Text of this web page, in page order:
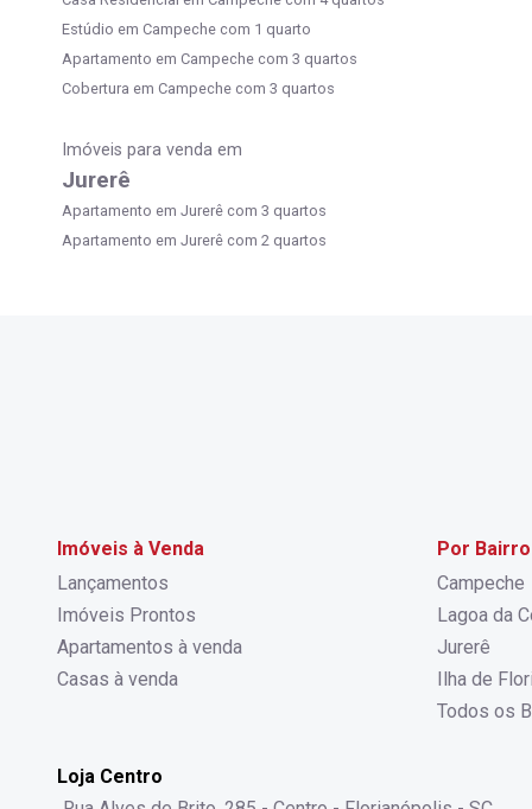
Estúdio em Campeche com 1 quarto
Apartamento em Campeche com 3 quartos
Cobertura em Campeche com 3 quartos
Imóveis para venda em
Jurerê
Apartamento em Jurerê com 3 quartos
Apartamento em Jurerê com 2 quartos
Imóveis à Venda
Lançamentos
Imóveis Prontos
Apartamentos à venda
Casas à venda
Por
Campeche
Lagoa da
Jurerê
Ilha de
Todos os
Loja Centro